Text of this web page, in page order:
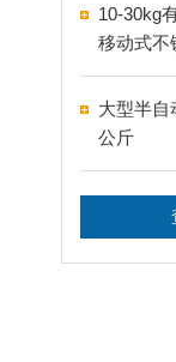
10-30kg
移动式不
机
大型半自
公斤